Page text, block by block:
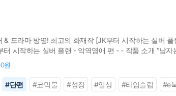
& 드라마 방영! 최고의 화재작 [JK부터 시작하는 실버
터 시작하는 실버 플랜 - 악역영애 편 - - 작품 소개 “남
원하는 대로 청춘을 만끽하고 있었다. 수십년 후, 파멸
원
#단편 #코믹물 #성장 #일상 #타임슬립 #e